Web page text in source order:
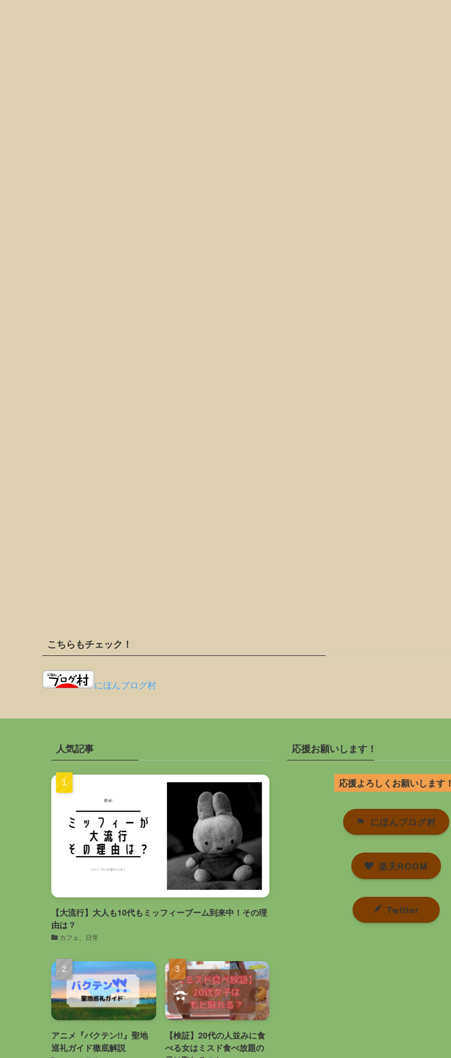
こちらもチェック！
にほんブログ村
人気記事
【大流行】大人も10代もミッフィーブーム到来中！その理
由は？
カフェ、日常
アニメ『バクテン!!』聖地
巡礼ガイド徹底解説
【検証】20代の人並みに食
べる女はミスド食べ放題の
応援お願いします！
応援よろしくお願いします！
にほんブログ村
楽天ROOM
Twitter